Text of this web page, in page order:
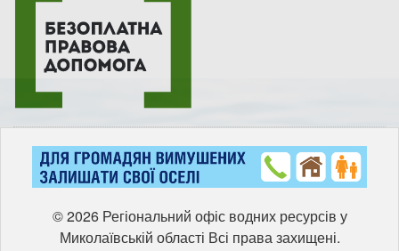
© 2026 Регіональний офіс водних ресурсів у
Миколаївській області Всі права захищені.